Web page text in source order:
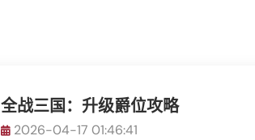
全战三国：升级爵位攻略
2026-04-17 01:46:41